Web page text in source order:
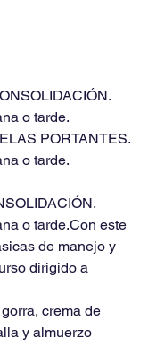
o tarde.
PORTANTES.
o tarde.
o tarde.Con este
de manejo y
dirigido a
crema de
y almuerzo